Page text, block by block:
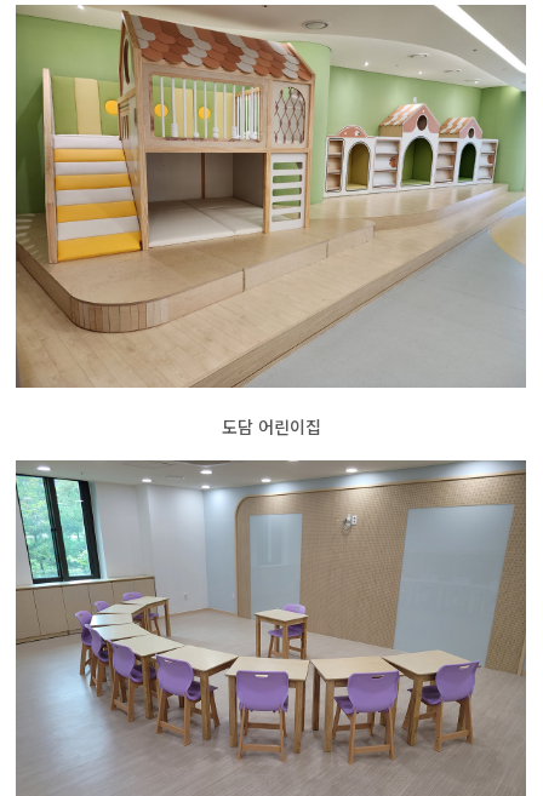
도담 어린이집